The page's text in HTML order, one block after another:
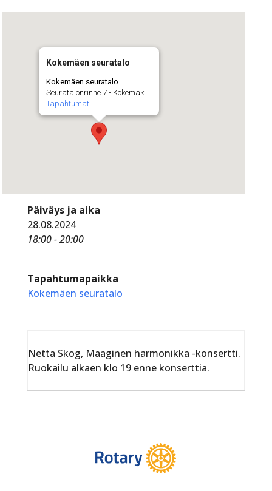
Kokemäen seuratalo
Kokemäen seuratalo
Seuratalonrinne 7 - Kokemäki
Tapahtumat
Päiväys ja aika
28.08.2024
18:00 - 20:00
Tapahtumapaikka
Kokemäen seuratalo
Netta Skog, Maaginen harmonikka -konsertti.
Ruokailu alkaen klo 19 enne konserttia.